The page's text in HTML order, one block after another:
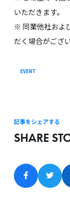
いただきます。
※ 同業他社およ
だく場合がござ
EVENT
記事をシェアする
SHARE